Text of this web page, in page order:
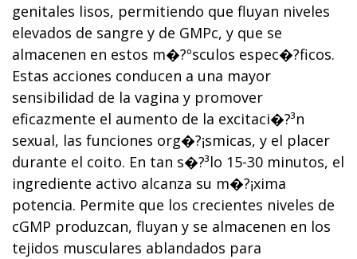
genitales lisos, permitiendo que fluyan niveles
elevados de sangre y de GMPc, y que se
almacenen en estos m�?ºsculos espec�?­ficos.
Estas acciones conducen a una mayor
sensibilidad de la vagina y promover
eficazmente el aumento de la excitaci�?³n
sexual, las funciones org�?¡smicas, y el placer
durante el coito. En tan s�?³lo 15-30 minutos, el
ingrediente activo alcanza su m�?¡xima
potencia. Permite que los crecientes niveles de
cGMP produzcan, fluyan y se almacenen en los
tejidos musculares ablandados para